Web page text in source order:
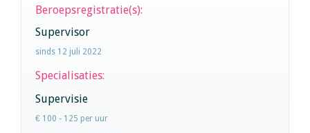
Beroepsregistratie(s):
Supervisor
sinds 12 juli 2022
Specialisaties:
Supervisie
€ 100 - 125 per uur